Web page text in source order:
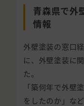
青森県で外
情報
外壁塗装の窓口
に、外壁塗装に
た。
「築何年で外壁
をしたのか」な